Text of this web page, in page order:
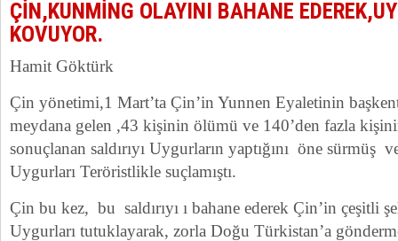
SAADET PARTİSİ İLÇE BAŞKANI : TEMMUZ AYI,DOĞU
ÇİN,KUNMİNG OLAYINI BAHANE
KOVUYOR.
Hamit Göktürk
Çin yönetimi,1 Mart’ta Çin’in Yunnen Eyaletinin
meydana gelen ,43 kişinin ölümü ve 140’den fazla
sonuçlanan saldırıyı Uygurların yaptığını öne sürmüş
Uygurları Teröristlikle suçlamıştı.
Çin bu kez, bu saldırıyı ı bahane ederek Çin’in çeşitli
Uygurları tutuklayarak, zorla Doğu Türkistan’a